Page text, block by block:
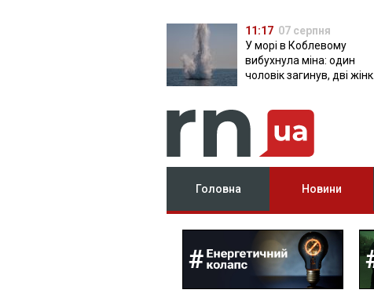
11:17 07 серпня
У морі в Коблевому
вибухнула міна: один
чоловік загинув, дві жінки
Головна Новини